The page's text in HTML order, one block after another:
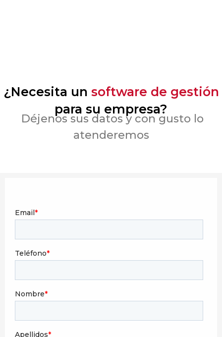
¿Necesita un software de gestión
para su empresa?
Déjenos sus datos y con gusto lo
atenderemos